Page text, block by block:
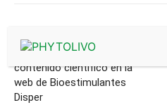
Nueva imagen y más
contenido científico en la
web de Bioestimulantes
Disper